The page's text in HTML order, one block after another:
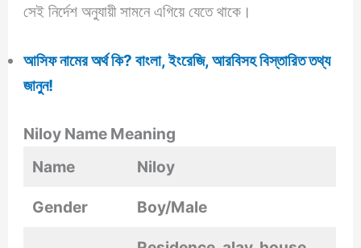
সেই নির্দেশ অনুযায়ী সামনে এগিয়ে যেতে থাকে।
আসিফ নামের অর্থ কি? বাংলা, ইংরেজি, আরবিসহ বিস্তারিত তথ্য
জানুন!
Niloy Name Meaning
Name
Niloy
Gender Boy/Male